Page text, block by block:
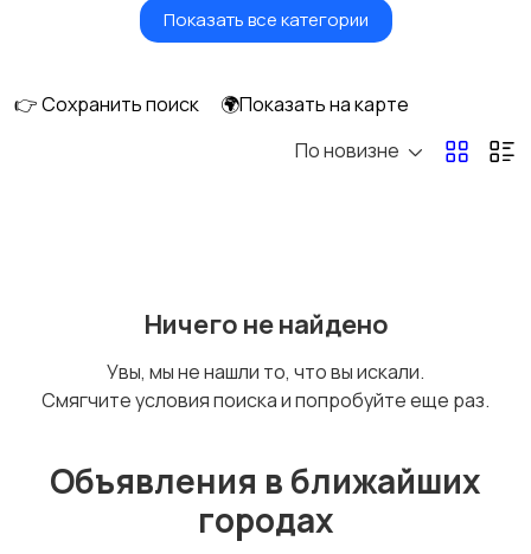
Отопление и
Ручные инструменты
водоснабжение
ы
Показать все категории
👉 Сохранить поиск
🌍Показать на карте
По новизне
Ничего не найдено
Увы, мы не нашли то, что вы искали.
Смягчите условия поиска и попробуйте еще раз.
Объявления в ближайших
городах